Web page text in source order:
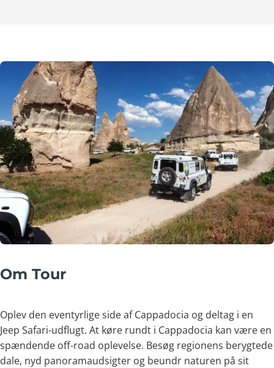
Om Tour
Oplev den eventyrlige side af Cappadocia og deltag i en
Jeep Safari-udflugt. At køre rundt i Cappadocia kan være en
spændende off-road oplevelse. Besøg regionens berygtede
dale, nyd panoramaudsigter og beundr naturen på sit